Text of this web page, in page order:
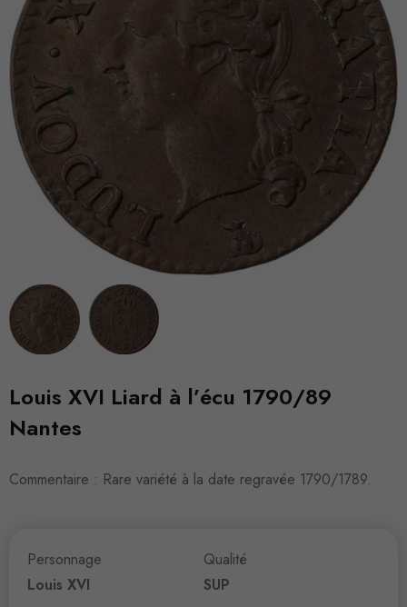
Louis XVI Liard à l’écu 1790/89
Nantes
Commentaire : Rare variété à la date regravée 1790/1789.
Personnage
Louis XVI
Qualité
SUP